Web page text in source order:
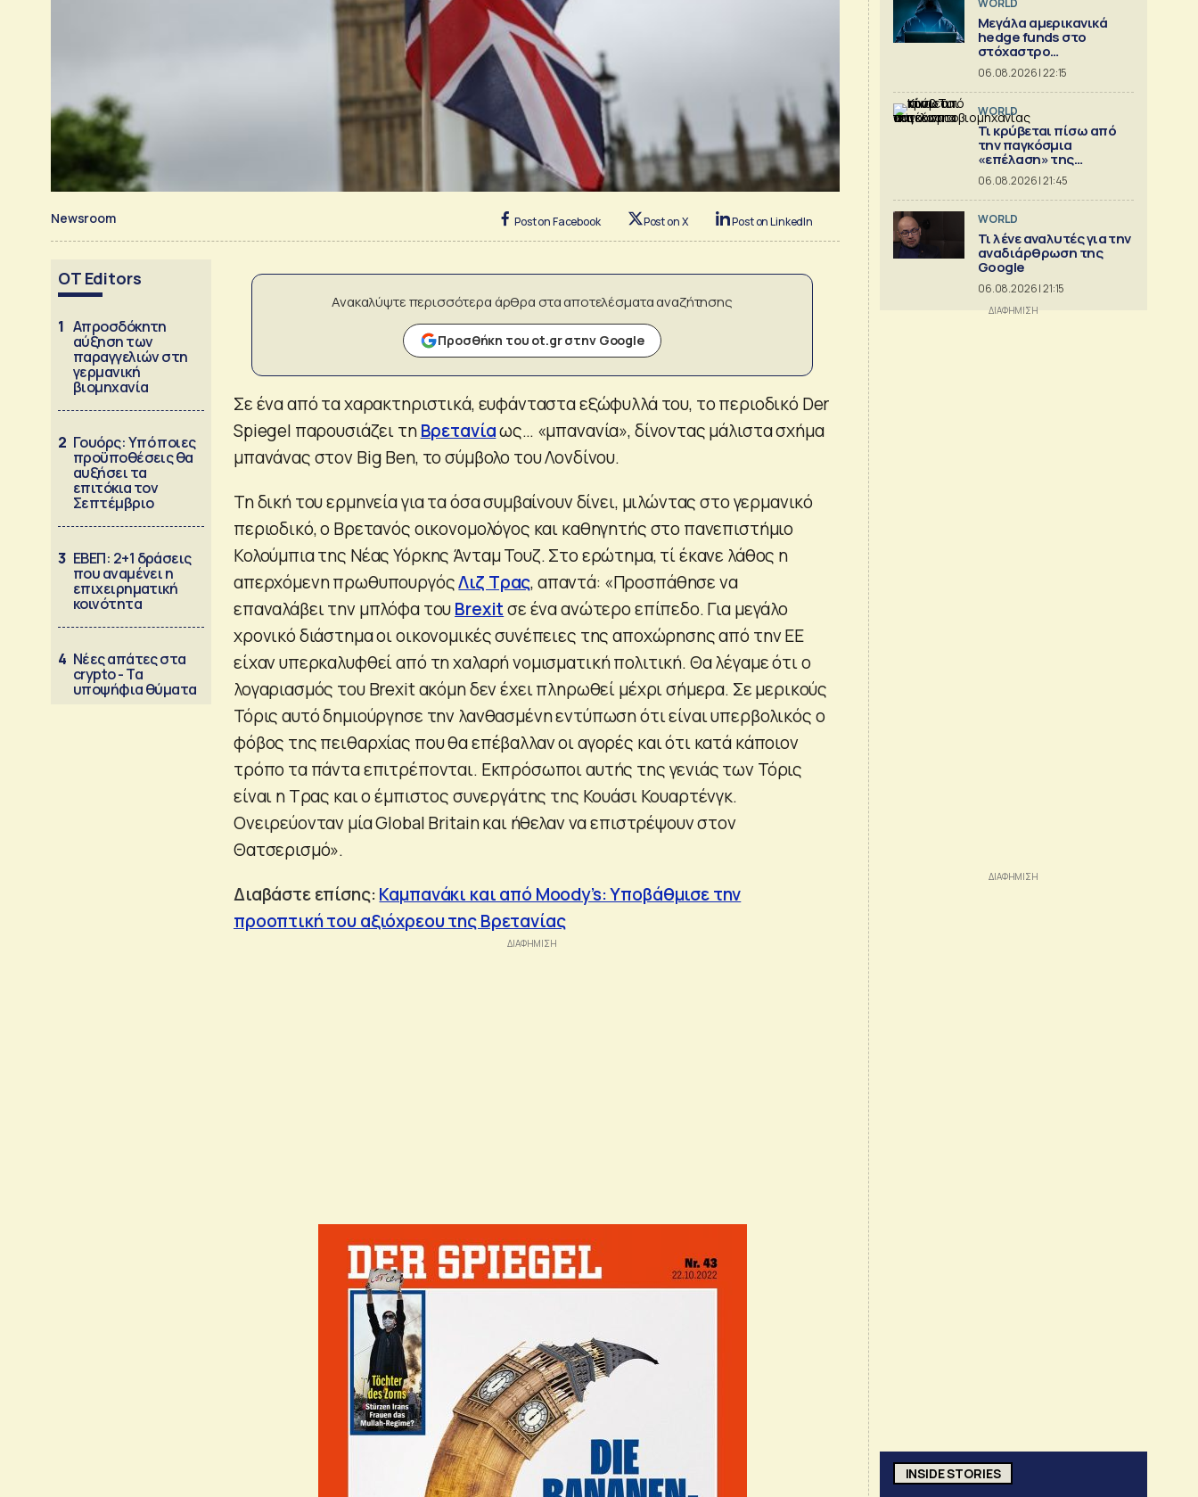
Newsroom Post on Facebook Post on X Post on LinkedIn
OT Editors
1 Απροσδόκητη
αύξηση των
παραγγελιών στη
γερμανική
βιομηχανία
2 Γουόρς: Υπό ποιες
προϋποθέσεις θα
αυξήσει τα
επιτόκια τον
Σεπτέμβριο
3 ΕΒΕΠ: 2+1 δράσεις
που αναμένει η
επιχειρηματική
κοινότητα
4 Νέες απάτες στα
crypto - Τα
υποψήφια θύματα
Ανακαλύψτε περισσότερα άρθρα στα αποτελέσματα αναζήτησης
Προσθήκη του ot.gr στην Google
Σε ένα από τα χαρακτηριστικά, ευφάνταστα εξώφυλλά του, το περιοδικό Der
Spiegel παρουσιάζει τηΒρετανίαως… «μπανανία», δίνοντας μάλιστα σχήμα
μπανάνας στον Big Ben, το σύμβολο του Λονδίνου.
Τη δική του ερμηνεία για τα όσα συμβαίνουν δίνει, μιλώντας στο γερμανικό
περιοδικό, ο Βρετανός οικονομολόγος και καθηγητής στο πανεπιστήμιο
Κολούμπια της Νέας Υόρκης Άνταμ Τουζ. Στο ερώτημα, τί έκανε λάθος η
απερχόμενη πρωθυπουργόςΛιζ Τρας, απαντά: «Προσπάθησε να
επαναλάβει την μπλόφα τουBrexitσε ένα ανώτερο επίπεδο. Για μεγάλο
χρονικό διάστημα οι οικονομικές συνέπειες της αποχώρησης από την ΕΕ
είχαν υπερκαλυφθεί από τη χαλαρή νομισματική πολιτική. Θα λέγαμε ότι ο
λογαριασμός του Brexit ακόμη δεν έχει πληρωθεί μέχρι σήμερα. Σε μερικούς
Τόρις αυτό δημιούργησε την λανθασμένη εντύπωση ότι είναι υπερβολικός ο
φόβος της πειθαρχίας που θα επέβαλλαν οι αγορές και ότι κατά κάποιον
τρόπο τα πάντα επιτρέπονται. Εκπρόσωποι αυτής της γενιάς των Τόρις
είναι η Τρας και ο έμπιστος συνεργάτης της Κουάσι Κουαρτένγκ.
Ονειρεύονταν μία Global Britain και ήθελαν να επιστρέψουν στον
Θατσερισμό».
Διαβάστε επίσης: Καμπανάκι και από Moody’s: Υποβάθμισε την
προοπτική του αξιόχρεου της Βρετανίας
WORLD
Μεγάλα αμερικανικά
hedge funds στο
στόχαστρο
κυβερνοεπιθέσεων
06.08.2026 | 22:15
WORLD
Τι κρύβεται πίσω από
την παγκόσμια
«επέλαση» της
κινεζικής
αυτοκινητοβιομηχανίας
06.08.2026 | 21:45
WORLD
Τι λένε αναλυτές για την
αναδιάρθρωση της
Google
06.08.2026 | 21:15
INSIDE STORIES